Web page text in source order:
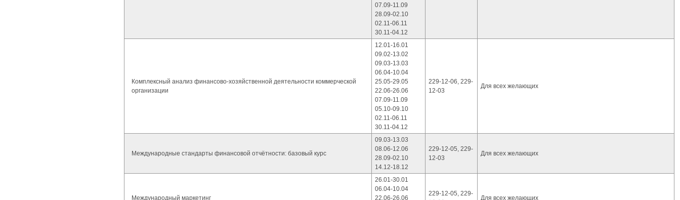
07.09-11.09
28.09-02.10
02.11-06.11
30.11-04.12
Комплексный анализ финансово-хозяйственной деятельности коммерческой
организации
12.01-16.01
09.02-13.02
09.03-13.03
06.04-10.04
25.05-29.05
22.06-26.06
07.09-11.09
05.10-09.10
02.11-06.11
30.11-04.12
229-12-06, 229-
12-03
Для всех желающих
Международные стандарты финансовой отчётности: базовый курс
09.03-13.03
08.06-12.06
28.09-02.10
14.12-18.12
229-12-05, 229-
12-03
Для всех желающих
Международный маркетинг
26.01-30.01
06.04-10.04
22.06-26.06
229-12-05, 229-
Для всех желающих